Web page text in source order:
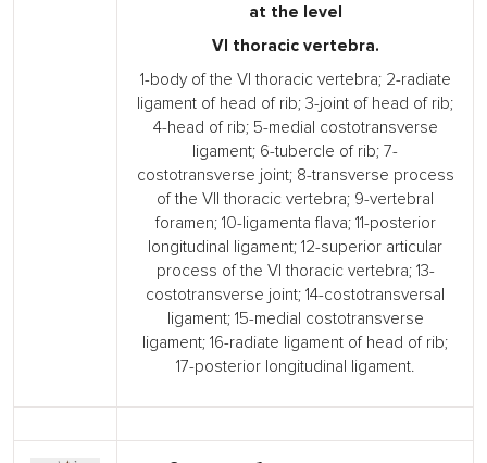
at the level
VI thoracic vertebra.
1-body of the VI thoracic vertebra; 2-radiate
ligament of head of rib; 3-joint of head of rib;
4-head of rib; 5-medial costotransverse
ligament; 6-tubercle of rib; 7-
costotransverse joint; 8-transverse process
of the VII thoracic vertebra; 9-vertebral
foramen; 10-ligamenta flava; 11-posterior
longitudinal ligament; 12-superior articular
process of the VI thoracic vertebra; 13-
costotransverse joint; 14-costotransversal
ligament; 15-medial costotransverse
ligament; 16-radiate ligament of head of rib;
17-posterior longitudinal ligament.